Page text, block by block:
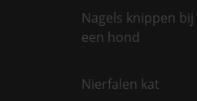
Nagels knippen bij
een hond
Nierfalen kat